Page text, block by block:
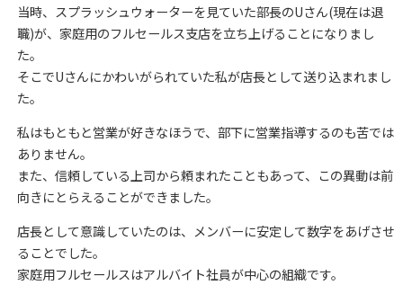
当時、スプラッシュウォーターを見ていた部長のUさん(現在は退
職)が、家庭用のフルセールス支店を立ち上げることになりまし
た。
そこでUさんにかわいがられていた私が店長として送り込まれまし
た。
私はもともと営業が好きなほうで、部下に営業指導するのも苦では
ありません。
また、信頼している上司から頼まれたこともあって、この異動は前
向きにとらえることができました。
店長として意識していたのは、メンバーに安定して数字をあげさせ
ることでした。
家庭用フルセールスはアルバイト社員が中心の組織です。